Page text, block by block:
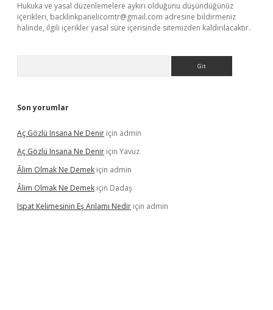
Hukuka ve yasal düzenlemelere aykırı olduğunu düşündüğünüz
içerikleri, backlinkpanelicomtr@gmail.com adresine bildirmeniz
halinde, ilgili içerikler yasal süre içerisinde sitemizden kaldırılacaktır.
Son yorumlar
Aç Gözlü Insana Ne Denir için admin
Aç Gözlü Insana Ne Denir için Yavuz
Âlim Olmak Ne Demek için admin
Âlim Olmak Ne Demek için Dadaş
Ispat Kelimesinin Eş Anlamı Nedir için admin